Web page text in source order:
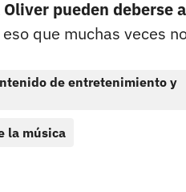
pueden deberse a
que muchas veces
de entretenimiento y
la música